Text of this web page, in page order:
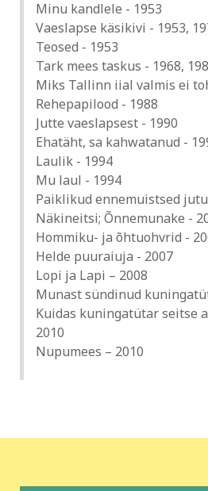
Minu kandlele - 1953
Vaeslapse käsikivi - 1953,
Teosed - 1953
Tark mees taskus - 1968,
Miks Tallinn iial valmis ei
Rehepapilood - 1988
Jutte vaeslapsest - 1990
Ehatäht, sa kahwatanud -
Laulik - 1994
Mu laul - 1994
Paiklikud ennemuistsed
Näkineitsi; Õnnemunake -
Hommiku- ja õhtuohvrid -
Helde puuraiuja - 2007
Lopi ja Lapi – 2008
Munast sündinud
Kuidas kuningatütar seitse
2010
Nupumees – 2010